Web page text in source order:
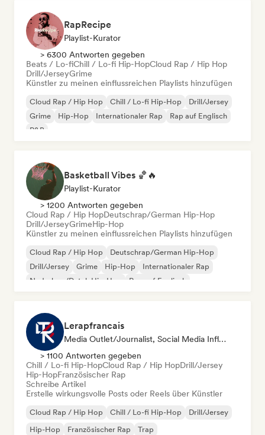
RapRecipe
Playlist-Kurator
> 6300 Antworten gegeben
Beats / Lo-fiChill / Lo-fi Hip-HopCloud Rap / Hip Hop
Drill/JerseyGrime
Künstler zu meinen einflussreichen Playlists hinzufügen
Cloud Rap / Hip Hop Chill / Lo-fi Hip-Hop
Drill/Jersey
Grime
Hip-Hop Internationaler Rap
Rap auf Englisch
R&B
Basketball Vibes 🏀🔥
Playlist-Kurator
> 1200 Antworten gegeben
Cloud Rap / Hip HopDeutschrap/German Hip-Hop
Drill/JerseyGrimeHip-Hop
Künstler zu meinen einflussreichen Playlists hinzufügen
Cloud Rap / Hip Hop
Deutschrap/German Hip-Hop
Drill/Jersey
Grime Hip-Hop
Internationaler Rap
Nederhop/Dutch Hip-Hop
Rap auf Englisch
Lerapfrancais
Media Outlet/Journalist, Social Media Influencer
> 1100 Antworten gegeben
Chill / Lo-fi Hip-HopCloud Rap / Hip HopDrill/Jersey
Hip-HopFranzösischer Rap
Schreibe Artikel
Erstelle wirkungsvolle Posts oder Reels über Künstler
Cloud Rap / Hip Hop Chill / Lo-fi Hip-Hop
Drill/Jersey
Hip-Hop
Französischer Rap Trap